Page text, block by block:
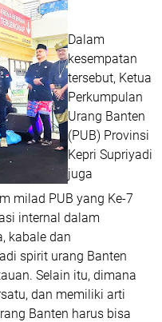
Dalam
kesempatan
tersebut, Ketua
Perkumpulan
Urang Banten
(PUB) Provinsi
Kepri Supriyadi
juga
milad PUB yang Ke-7
internal dalam
kabale dan
spirit urang Banten
Selain itu, dimana
dan memiliki arti
Banten harus bisa